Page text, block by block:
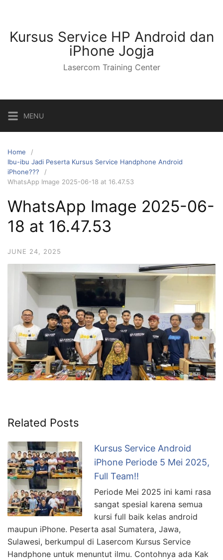
Kursus Service HP Android dan
iPhone Jogja
Lasercom Training Center
MENU
Home
Ibu-ibu Jadi Peserta Kursus Service Handphone Android
iPhone???
WhatsApp Image 2025-06-18 at 16.47.53
WhatsApp Image 2025-06-
18 at 16.47.53
JUNE 24, 2025
Related Posts
Kursus Service Android
iPhone Periode 5 Mei 2025,
Full Team!!
Periode Mei 2025 ini kami rasa
sangat spesial karena semua
kursi full baik kelas android
maupun iPhone. Peserta asal Sumatera, Jawa,
Sulawesi, berkumpul di Lasercom Kursus Service
Handphone untuk menuntut ilmu. Contohnya ada Kak